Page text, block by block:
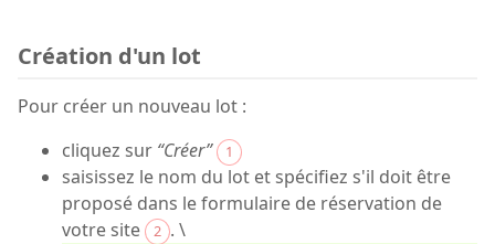
Création d'un lot
Pour créer un nouveau lot :
cliquez sur “Créer” 1
saisissez le nom du lot et spécifiez s'il doit être
proposé dans le formulaire de réservation de
votre site
2 . \